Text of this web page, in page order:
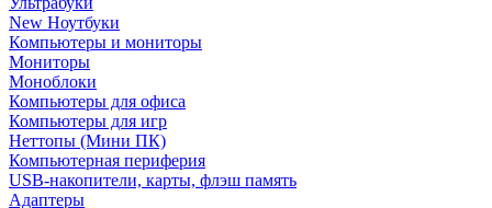
New Ноутбуки
Компьютеры и мониторы
Мониторы
Моноблоки
Компьютеры для офиса
Компьютеры для игр
Неттопы (Мини ПК)
Компьютерная периферия
USB-накопители, карты, флэш память
Адаптеры